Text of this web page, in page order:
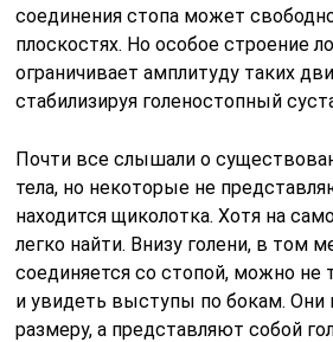
соединения стопа может
плоскостях. Но особое строение
ограничивает амплитуду таких
стабилизируя голеностопный
Почти все слышали о
тела, но некоторые не
находится щиколотка. Хотя на
легко найти. Внизу голени, в том
соединяется со стопой, можно не
и увидеть выступы по бокам. Они
размеру, а представляют собой